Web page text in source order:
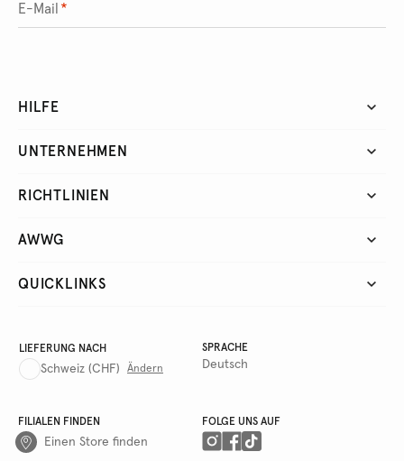
E-Mail *
HILFE
UNTERNEHMEN
RICHTLINIEN
AWWG
QUICKLINKS
LIEFERUNG NACH
Schweiz (CHF) Ändern
SPRACHE
Deutsch
FILIALEN FINDEN
Einen Store finden
FOLGE UNS AUF